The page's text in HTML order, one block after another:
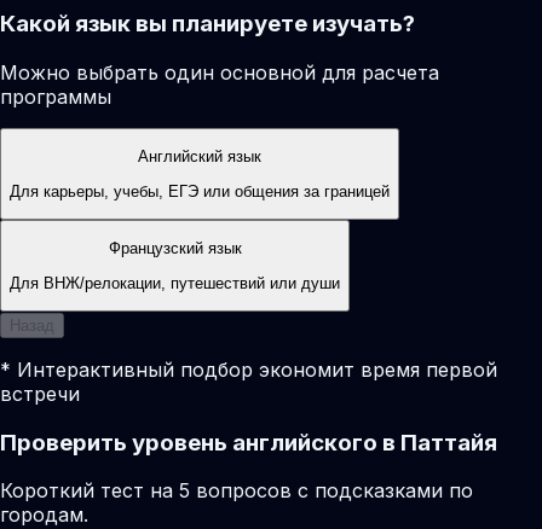
Какой язык вы планируете изучать?
Можно выбрать один основной для расчета
программы
Английский язык
Для карьеры, учебы, ЕГЭ или общения за границей
Французский язык
Для ВНЖ/релокации, путешествий или души
Назад
* Интерактивный подбор экономит время первой
встречи
Проверить уровень английского в Паттайя
Короткий тест на 5 вопросов с подсказками по
городам.